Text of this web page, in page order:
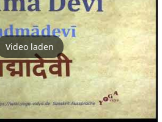
Video laden